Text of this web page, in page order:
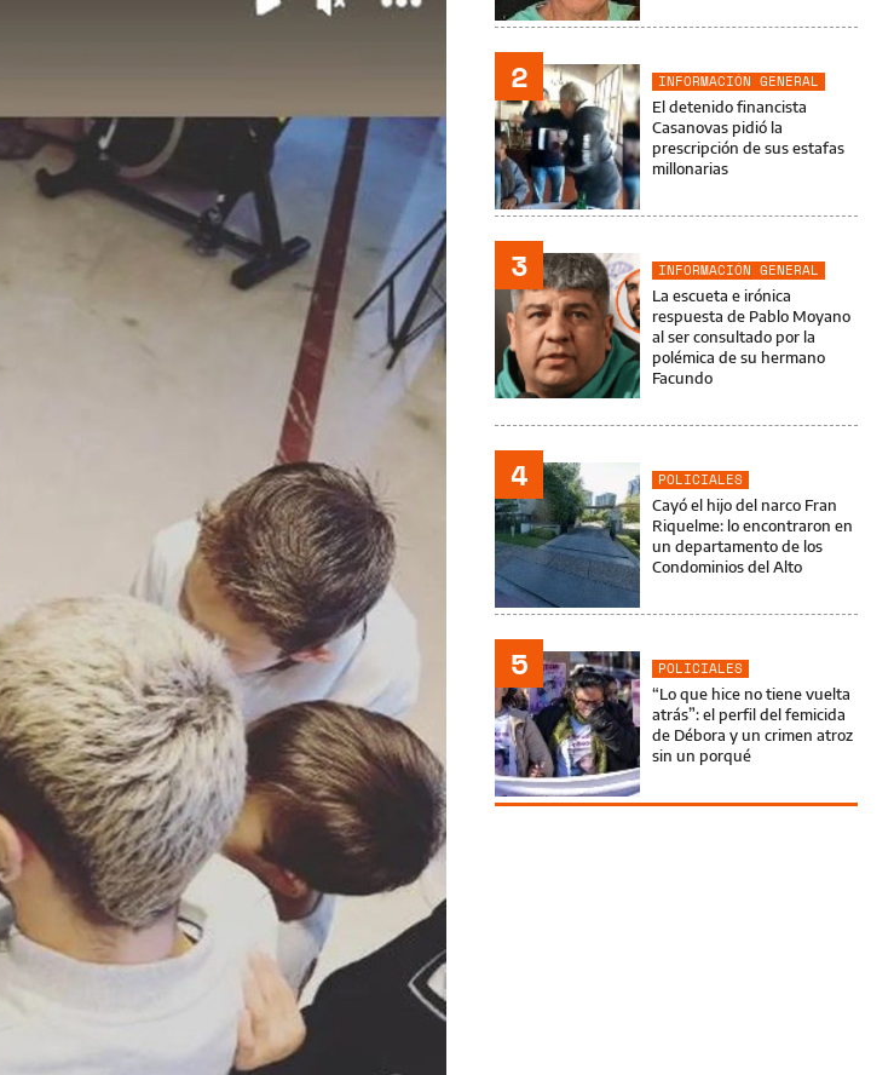
2
INFORMACIÓN GENERAL
El detenido financista
Casanovas pidió la
prescripción de sus estafas
millonarias
3
INFORMACIÓN GENERAL
La escueta e irónica
respuesta de Pablo Moyano
al ser consultado por la
polémica de su hermano
Facundo
4
POLICIALES
Cayó el hijo del narco Fran
Riquelme: lo encontraron en
un departamento de los
Condominios del Alto
5
POLICIALES
“Lo que hice no tiene vuelta
atrás”: el perfil del femicida
de Débora y un crimen atroz
sin un porqué